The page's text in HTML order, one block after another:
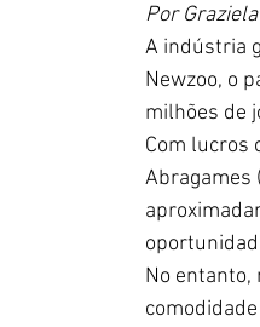
Por
A indústria
Newzoo, o
milhões de
Com lucros
Abragames
No entanto,